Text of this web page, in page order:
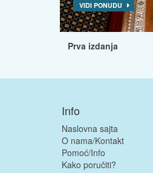
VIDI PONUDU
Prva izdanja
Info
Naslovna sajta
O nama/Kontakt
Pomoć/Info
Kako poručiti?